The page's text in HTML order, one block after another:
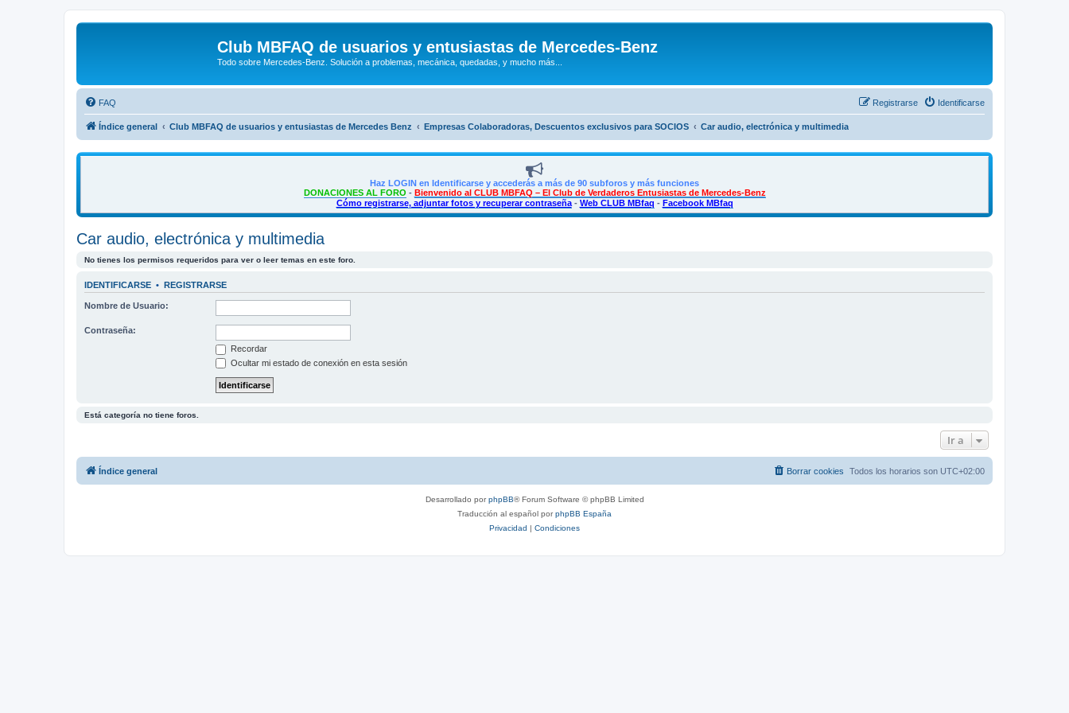
Club MBFAQ de usuarios y entusiastas de Mercedes-Benz
Todo sobre Mercedes-Benz. Solución a problemas, mecánica, quedadas, y mucho más...
FAQ Identificarse
Registrarse
Índice general Club MBFAQ de usuarios y entusiastas de Mercedes Benz Empresas Colaboradoras, Descuentos exclusivos para SOCIOS Car audio, electrónica y multimedia
Haz LOGIN en Identificarse y accederás a más de 90 subforos y más funciones
DONACIONES AL FORO - Bienvenido al CLUB MBFAQ – El Club de Verdaderos Entusiastas de Mercedes-Benz
Cómo registrarse, adjuntar fotos y recuperar contraseña- Web CLUB MBfaq - Facebook MBfaq
Car audio, electrónica y multimedia
No tienes los permisos requeridos para ver o leer temas en este foro.
IDENTIFICARSE • REGISTRARSE
Nombre de Usuario:
Contraseña:
Recordar
Ocultar mi estado de conexión en esta sesión
Está categoría no tiene foros.
Ir a
Índice general Todos los horarios son UTC+02:00
Borrar cookies
Desarrollado porphpBB® Forum Software © phpBB Limited
Traducción al español porphpBB España
Privacidad | Condiciones